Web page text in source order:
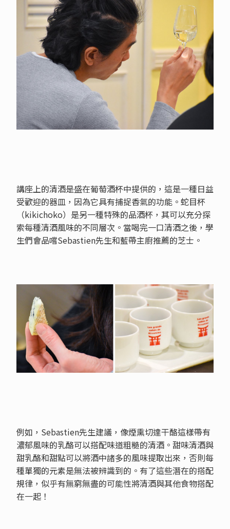
講座上的清酒是盛在葡萄酒杯中提供的，這是一種日益
受歡迎的器皿，因為它具有捕捉香氣的功能。蛇目杯
（kikichoko）是另一種特殊的品酒杯，其可以充分探
索每種清酒風味的不同層次。當喝完一口清酒之後，學
生們會品嚐Sebastien先生和藍帶主廚推薦的芝士。
例如，Sebastien先生建議，像煙熏切達干酪這樣帶有
濃郁風味的乳酪可以搭配味道粗糙的清酒。甜味清酒與
甜乳酪和甜點可以將酒中諸多的風味提取出來，否則每
種單獨的元素是無法被辨識到的。有了這些潛在的搭配
規律，似乎有無窮無盡的可能性將清酒與其他食物搭配
在一起！